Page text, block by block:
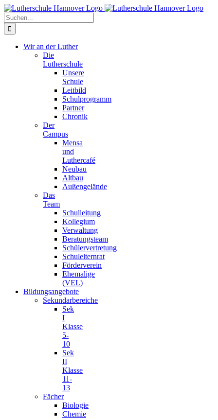
Zum
Inhalt
springen
Facebook
X
Instagram
Pinterest
Suche
nach:
Wir an der Luther
Die
Lutherschule
Unsere
Schule
Leitbild
Schulprogramm
Partner
Chronik
Der
Campus
Mensa
und
Luthercafé
Neubau
Altbau
Außengelände
Das
Team
Schulleitung
Kollegium
Verwaltung
Beratungsteam
Schülervertretung
Schulelternrat
Förderverein
Ehemalige
(VEL)
Bildungsangebote
Sekundarbereiche
Sek
I
Klasse
5-
10
Sek
II
Klasse
11-
13
Fächer
Biologie
Chemie